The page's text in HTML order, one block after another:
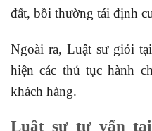
đất, bồi thường tái định
Ngoài ra, Luật sư giỏi
hiện các thủ tục hành
khách hàng.
Luật sư tư vấn tại